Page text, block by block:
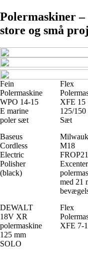
Polermaskiner –
store og små
Fein
Polermaskine
WPO 14-15
E marine
poler sæt
Flex
XFE 15
125/
Sæt
Baseus
Cordless
Electric
Polisher
(black)
M18
med 21
DEWALT
18V XR
polermaskine
125 mm
SOLO
Flex
XFE 7-